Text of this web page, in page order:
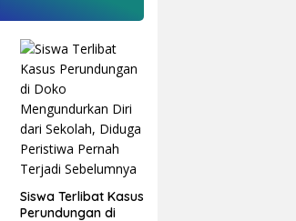
Siswa Terlibat Kasus
Perundungan di